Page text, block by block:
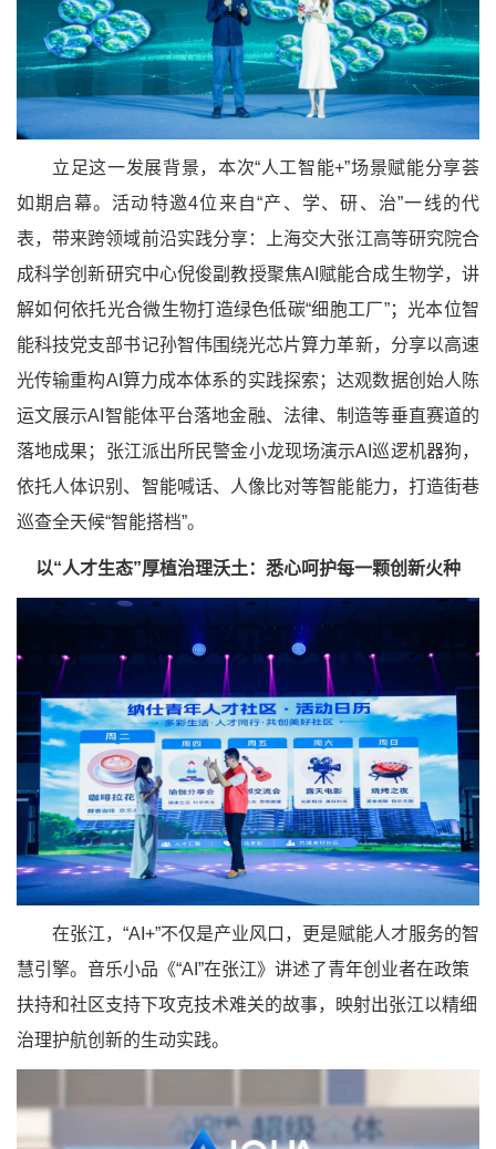
立足这一发展背景，本次“人工智能+”场景赋能分享荟
如期启幕。活动特邀4位来自“产、学、研、治”一线的代
表，带来跨领域前沿实践分享：上海交大张江高等研究院合
成科学创新研究中心倪俊副教授聚焦AI赋能合成生物学，讲
解如何依托光合微生物打造绿色低碳“细胞工厂”；光本位智
能科技党支部书记孙智伟围绕光芯片算力革新，分享以高速
光传输重构AI算力成本体系的实践探索；达观数据创始人陈
运文展示AI智能体平台落地金融、法律、制造等垂直赛道的
落地成果；张江派出所民警金小龙现场演示AI巡逻机器狗，
依托人体识别、智能喊话、人像比对等智能能力，打造街巷
巡查全天候“智能搭档”。
以“人才生态”厚植治理沃土：悉心呵护每一颗创新火种
在张江， “AI+”不仅是产业风口，更是赋能人才服务的智
慧引擎。音乐小品《“AI”在张江》讲述了青年创业者在政策
扶持和社区支持下攻克技术难关的故事，映射出张江以精细
治理护航创新的生动实践。